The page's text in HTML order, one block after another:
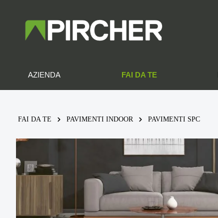
AZIENDA
FAI DA TE PAVIMENTI INDOOR PAVIMENTI SPC